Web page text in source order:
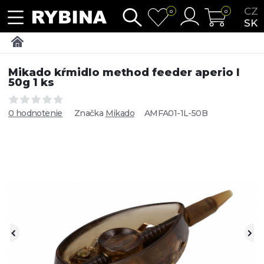
CZ
SK
0 0
Mikado kŕmidlo method feeder aperio l
50g 1 ks
0 hodnotenie Značka Mikado AMFA01-1L-50B